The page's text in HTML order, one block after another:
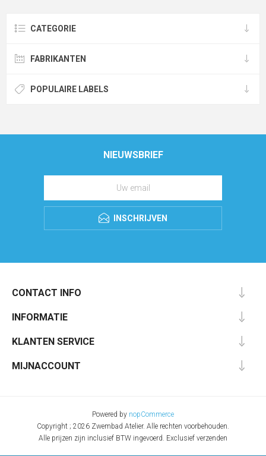
CATEGORIE
FABRIKANTEN
POPULAIRE LABELS
NIEUWSBRIEF
INSCHRIJVEN
CONTACT INFO
INFORMATIE
KLANTEN SERVICE
MIJNACCOUNT
Powered by nopCommerce
Copyright ; 2026 Zwembad Atelier. Alle rechten voorbehouden.
Alle prijzen zijn inclusief BTW ingevoerd. Exclusief verzenden